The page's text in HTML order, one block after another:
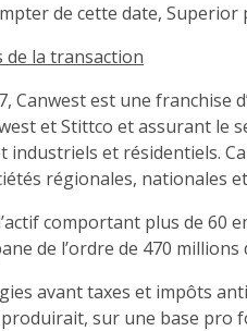
de cette date,
de la transaction
Canwest est une
et Stittco et assurant le
industriels et résidentiels.
régionales, nationales
comportant plus de
de l’ordre de 470
avant taxes et impôts
sur une base pro